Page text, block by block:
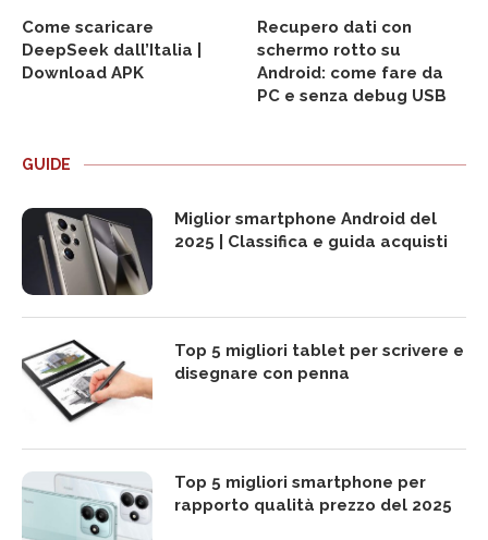
Come scaricare
DeepSeek dall’Italia |
Download APK
Recupero dati con
schermo rotto su
Android: come fare da
PC e senza debug USB
GUIDE
Miglior smartphone Android del
2025 | Classifica e guida acquisti
Top 5 migliori tablet per scrivere e
disegnare con penna
Top 5 migliori smartphone per
rapporto qualità prezzo del 2025